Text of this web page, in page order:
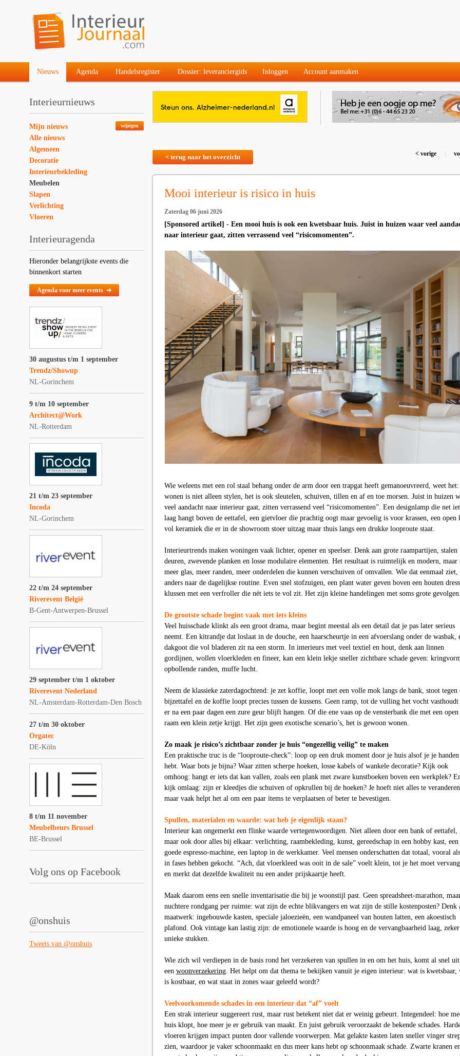
Nieuws Agenda Handelsregister Dossier: leveranciergids Inloggen Account aanmaken
Interieurnieuws
wijzigen
Mijn nieuws
Alle nieuws
Algemeen
Decoratie
Interieurbekleding
Meubelen
Slapen
Verlichting
Vloeren
Interieuragenda
Hieronder belangrijkste events die
binnenkort starten
Agenda voor meer events ➔
30 augustus t/m 1 september
Trendz/Showup
NL-Gorinchem
9 t/m 10 september
Architect@Work
NL-Rotterdam
21 t/m 23 september
Incoda
NL-Gorinchem
22 t/m 24 september
Riverevent België
B-Gent-Antwerpen-Brussel
29 september t/m 1 oktober
Riverevent Nederland
NL-Amsterdam-Rotterdam-Den Bosch
27 t/m 30 oktober
Orgatec
DE-Köln
8 t/m 11 november
Meubelbeurs Brussel
BE-Brussel
Volg ons op Facebook
@onshuis
Tweets van @onshuis
< terug naar het overzicht < vorige
Mooi interieur is risico in huis
Zaterdag 06 juni 2026
[Sponsored artikel] - Een mooi huis is ook een kwetsbaar huis. Juist in huizen waar veel
naar interieur gaat, zitten verrassend veel “risicomomenten”.
Wie weleens met een rol staal behang onder de arm door een trapgat heeft gemanoeuvreerd, weet het:
wonen is niet alleen stylen, het is ook sleutelen, schuiven, tillen en af en toe morsen. Juist in huizen
veel aandacht naar interieur gaat, zitten verrassend veel “risicomomenten”. Een designlamp die net
laag hangt boven de eettafel, een gietvloer die prachtig oogt maar gevoelig is voor krassen, een open
vol keramiek die er in de showroom stoer uitzag maar thuis langs een drukke looproute staat.
Interieurtrends maken woningen vaak lichter, opener en speelser. Denk aan grote raampartijen, stalen
deuren, zwevende planken en losse modulaire elementen. Het resultaat is ruimtelijk en modern, maar
meer glas, meer randen, meer onderdelen die kunnen verschuiven of omvallen. Wie dat eenmaal
anders naar de dagelijkse routine. Even snel stofzuigen, een plant water geven boven een houten
klussen met een verfroller die nét iets te vol zit. Het zijn kleine handelingen met soms grote gevolgen.
De grootste schade begint vaak met iets kleins
Veel huisschade klinkt als een groot drama, maar begint meestal als een detail dat je pas later serieus
neemt. Een kitrandje dat loslaat in de douche, een haarscheurtje in een afvoerslang onder de wasbak,
dakgoot die vol bladeren zit na een storm. In interieurs met veel textiel en hout, denk aan linnen
gordijnen, wollen vloerkleden en fineer, kan een klein lekje sneller zichtbare schade geven:
opbollende randen, muffe lucht.
Neem de klassieke zaterdagochtend: je zet koffie, loopt met een volle mok langs de bank, stoot tegen
bijzettafel en de koffie loopt precies tussen de kussens. Geen ramp, tot de vulling het vocht vasthoudt
er na een paar dagen een zure geur blijft hangen. Of die ene vaas op de vensterbank die met een open
raam een klein zetje krijgt. Het zijn geen exotische scenario’s, het is gewoon wonen.
Zo maak je risico’s zichtbaar zonder je huis “ongezellig veilig” te maken
Een praktische truc is de “looproute-check”: loop op een druk moment door je huis alsof je je
hebt. Waar bots je bijna? Waar zitten scherpe hoeken, losse kabels of wankele decoratie? Kijk ook
omhoog: hangt er iets dat kan vallen, zoals een plank met zware kunstboeken boven een werkplek?
kijk omlaag: zijn er kleedjes die schuiven of opkrullen bij de hoeken? Je hoeft niet alles te
maar vaak helpt het al om een paar items te verplaatsen of beter te bevestigen.
Spullen, materialen en waarde: wat heb je eigenlijk staan?
Interieur kan ongemerkt een flinke waarde vertegenwoordigen. Niet alleen door een bank of eettafel,
maar ook door alles bij elkaar: verlichting, raambekleding, kunst, gereedschap in een hobby kast, een
goede espresso-machine, een laptop in de werkkamer. Veel mensen onderschatten dat totaal, vooral
in fases hebben gekocht. “Ach, dat vloerkleed was ooit in de sale” voelt klein, tot je het moet
en merkt dat dezelfde kwaliteit nu een ander prijskaartje heeft.
Maak daarom eens een snelle inventarisatie die bij je woonstijl past. Geen spreadsheet-marathon,
nuchtere rondgang per ruimte: wat zijn de echte blikvangers en wat zijn de stille kostenposten? Denk
maatwerk: ingebouwde kasten, speciale jaloezieën, een wandpaneel van houten latten, een akoestisch
plafond. Ook vintage kan lastig zijn: de emotionele waarde is hoog en de vervangbaarheid laag,
unieke stukken.
Wie zich wil verdiepen in de basis rond het verzekeren van spullen in en om het huis, komt al snel
een woonverzekering. Het helpt om dat thema te bekijken vanuit je eigen interieur: wat is kwetsbaar,
is kostbaar, en wat staat in zones waar geleefd wordt?
Veelvoorkomende schades in een interieur dat “af” voelt
Een strak interieur suggereert rust, maar rust betekent niet dat er weinig gebeurt. Integendeel: hoe
huis klopt, hoe meer je er gebruik van maakt. En juist gebruik veroorzaakt de bekende schades.
vloeren krijgen impact punten door vallende voorwerpen. Mat gelakte kasten laten sneller vinger
zien, waardoor je vaker schoonmaakt en dus meer kans hebt op schoonmaak schade. Zwarte kranen